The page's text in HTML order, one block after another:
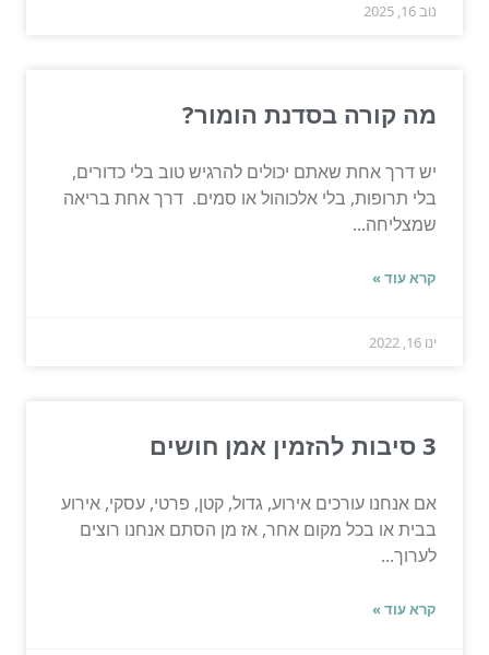
נוב 16, 2025
מה קורה בסדנת הומור?
יש דרך אחת שאתם יכולים להרגיש טוב בלי כדורים,
בלי תרופות, בלי אלכוהול או סמים. דרך אחת בריאה
שמצליחה...
קרא עוד »
ינו 16, 2022
3 סיבות להזמין אמן חושים
אם אנחנו עורכים אירוע, גדול, קטן, פרטי, עסקי, אירוע
בבית או בכל מקום אחר, אז מן הסתם אנחנו רוצים
לערוך...
קרא עוד »